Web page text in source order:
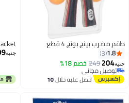
طقم مضرب بينج بونج 4 قطع
1.8
3
جنيه204
249 خصم 18%
توصيل مجاني
توصيل مجانياحصل عليه خلال10
جنيه